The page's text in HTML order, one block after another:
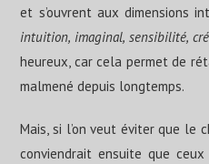
et s’ouvrent aux dimensions
intuition, imaginal, sensibilité,
heureux, car cela permet de
malmené depuis longtemps.
Mais, si l’on veut éviter que le
conviendrait ensuite que